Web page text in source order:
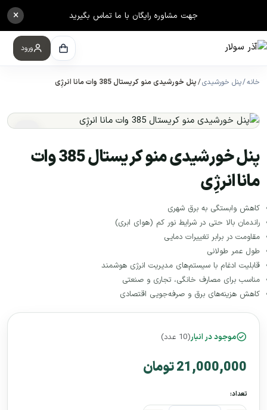
جهت مشاوره رایگان با ما تماس بگیرید ×
ورود
خانه پنل خورشیدی پنل خورشیدی منو کریستال 385 وات مانا انرژِی
پنل خورشیدی منو کریستال 385 وات
مانا انرژِی
کاهش وابستگی به برق شهری
راندمان بالا حتی در شرایط نور کم (هوای ابری)
مقاومت در برابر تغییرات دمایی
طول عمر طولانی
قابلیت ادغام با سیستم‌های مدیریت انرژی هوشمند
مناسب برای مصارف خانگی، تجاری و صنعتی
کاهش هزینه‌های برق و صرفه‌جویی اقتصادی
موجود در انبار(10 عدد)
21,000,000 تومان
تعداد: